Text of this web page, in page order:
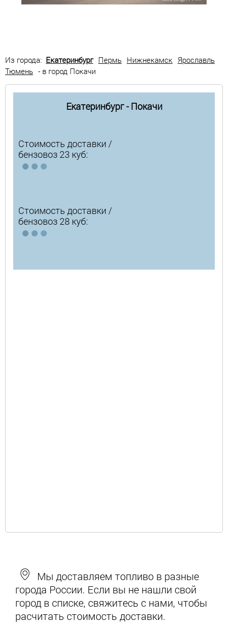
Из города: Екатеринбург Пермь Нижнекамск Ярославль
Тюмень - в город Покачи
Екатеринбург - Покачи
Стоимость доставки /
бензовоз 23 куб:
Стоимость доставки /
бензовоз 28 куб:
Мы доставляем топливо в разные
города России. Если вы не нашли свой
город в списке, свяжитесь с нами, чтобы
расчитать стоимость доставки.